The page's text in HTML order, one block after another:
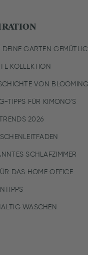
DEINE GARTEN
KOLLEKTION
VON
TIPPS FÜR KIMONO'S
2026
SCHLAFZIMMER
DAS HOME OFFICE
WASCHEN